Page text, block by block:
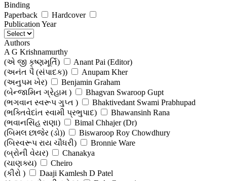
Binding
Paperback
Hardcover
Publication Year
Authors
A G Krishnamurthy
(એ જી કૃષ્ણમૂર્તિ)
Anant Pai (Editor)
(અનંત પૈ (સંપાદક))
Anupam Kher
(અનુપમ ખેર)
Benjamin Graham
(બેન્જામિન ગ્રેહામ )
Bhagvan Swaroop Gupt
(ભગવાન સ્વરૂપ ગુપ્ત )
Bhaktivedant Swami Prabhupad
(ભક્તિવેદાંત સ્વામી પ્રભુપાદ)
Bhawansinh Rana
(ભવાનસિંહ રાણા)
Bimal Chhajer (Dr)
(બિમલ છાજેર (ડો))
Biswaroop Roy Chowdhury
(બિસ્વરૂપ રાય ચૌધરી)
Bronnie Ware
(બ્રોની વેયર)
Chanakya
(ચાણક્ય)
Cheiro
(કીરો )
Daaji Kamlesh D Patel